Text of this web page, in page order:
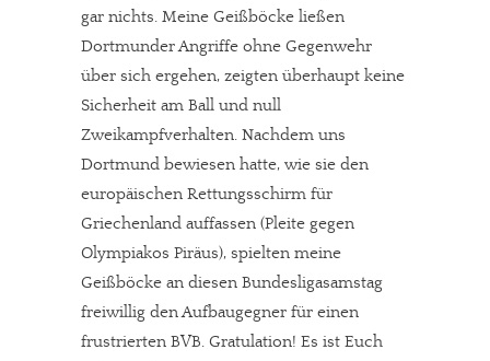
gar nichts. Meine Geißböcke ließen
Dortmunder Angriffe ohne Gegenwehr
über sich ergehen, zeigten überhaupt keine
Sicherheit am Ball und null
Zweikampfverhalten. Nachdem uns
Dortmund bewiesen hatte, wie sie den
europäischen Rettungsschirm für
Griechenland auffassen (Pleite gegen
Olympiakos Piräus), spielten meine
Geißböcke an diesen Bundesligasamstag
freiwillig den Aufbaugegner für einen
frustrierten BVB. Gratulation! Es ist Euch